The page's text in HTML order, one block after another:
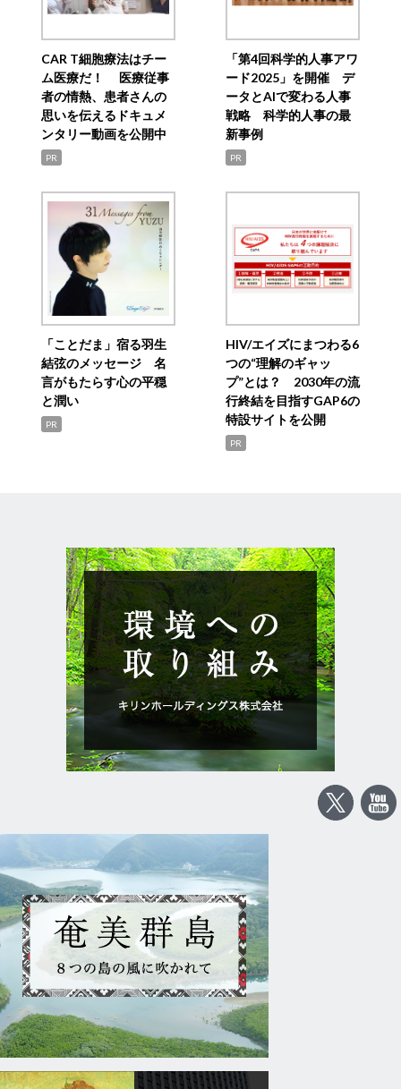
CAR T細胞療法はチー
ム医療だ！ 医療従事
者の情熱、患者さんの
思いを伝えるドキュメ
ンタリー動画を公開中
PR
「第4回科学的人事アワ
ード2025」を開催 デ
ータとAIで変わる人事
戦略 科学的人事の最
新事例
PR
「ことだま」宿る羽生
結弦のメッセージ 名
言がもたらす心の平穏
と潤い
PR
HIV/エイズにまつわる6
つの“理解のギャッ
プ”とは？ 2030年の流
行終結を目指すGAP6の
特設サイトを公開
PR